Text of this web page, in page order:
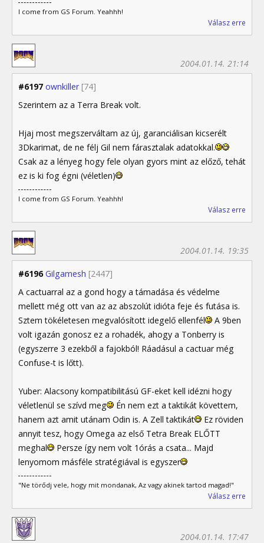
I come from GS Forum. Yeahhh!
Válasz erre
#6197 ownkiller [74]
2004.01.14. 21:14
Szerintem az a Terra Break volt.
Hjaj most megszerváltam az új, garanciálisan kicserélt
3Dkarimat, de ne félj Gil nem fárasztalak adatokkal.
Csak az a lényeg hogy fele olyan gyors mint az előző, tehát
ez is ki fog égni (véletlen)
I come from GS Forum. Yeahhh!
Válasz erre
#6196 Gilgamesh [2447]
2004.01.14. 19:35
A cactuarral az a gond hogy a támadása és védelme
mellett még ott van az az abszolút idióta feje és futása is.
Sztem tökéletesen megvalósított idegelő ellenfél
A 9ben
volt igazán gonosz ez a rohadék, ahogy a Tonberry is
(egyszerre 3 ezekből a fajokból! Ráadásul a cactuar még
Confuse-t is lőtt).
Yuber: Alacsony kompatibilitású GF-eket kell idézni hogy
véletlenül se szívd meg
Én nem ezt a taktikát követtem,
hanem azt amit utánam Odin is. A Zell taktikát
Ez röviden
annyit tesz, hogy Omega az első Tetra Break ELŐTT
meghal
Persze így nem volt 1órás a csata... Majd
lenyomom másféle stratégiával is egyszer
"Ne törődj vele, hogy mit mondanak, Az vagy akinek tartod magad!"
Válasz erre
2004.01.14. 17:47